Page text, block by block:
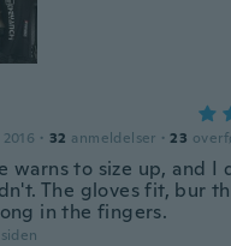
· 32 anmeldelser · 23
warns to size up, and I
The gloves fit, bur
in the fingers.